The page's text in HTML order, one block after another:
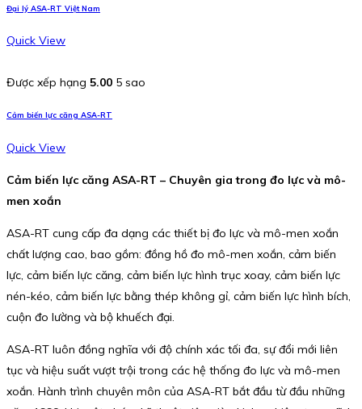
Đại lý ASA-RT Việt Nam
Quick View
Được xếp hạng 5.00 5 sao
Cảm biến lực căng ASA-RT
Quick View
Cảm biến lực căng ASA-RT – Chuyên gia trong đo lực và mô-
men xoắn
ASA-RT cung cấp đa dạng các thiết bị đo lực và mô-men xoắn
chất lượng cao, bao gồm: đồng hồ đo mô-men xoắn, cảm biến
lực, cảm biến lực căng, cảm biến lực hình trục xoay, cảm biến lực
nén-kéo, cảm biến lực bằng thép không gỉ, cảm biến lực hình bích,
cuộn đo lường và bộ khuếch đại.
ASA-RT luôn đồng nghĩa với độ chính xác tối đa, sự đổi mới liên
tục và hiệu suất vượt trội trong các hệ thống đo lực và mô-men
xoắn. Hành trình chuyên môn của ASA-RT bắt đầu từ đầu những